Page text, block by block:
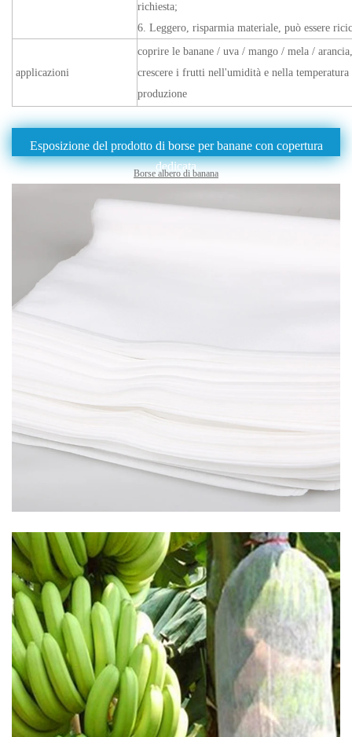
richiesta;
6. Leggero, risparmia materiale, può essere
applicazioni
coprire le banane / uva / mango / mela /
crescere i frutti nell'umidità e nella
produzione
Esposizione del prodotto di borse per banane con copertura
dedicata
Borse albero di banana